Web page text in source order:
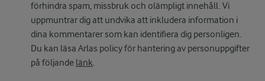
förhindra spam, missbruk och olämpligt innehåll. Vi
uppmuntrar dig att undvika att inkludera information i
dina kommentarer som kan identifiera dig personligen.
Du kan läsa Arlas policy för hantering av personuppgifter
på följande länk.